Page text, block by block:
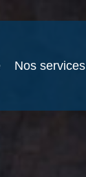
Nos services